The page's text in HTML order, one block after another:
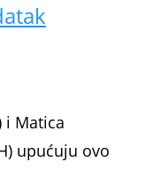
i Matica
upućuju ovo